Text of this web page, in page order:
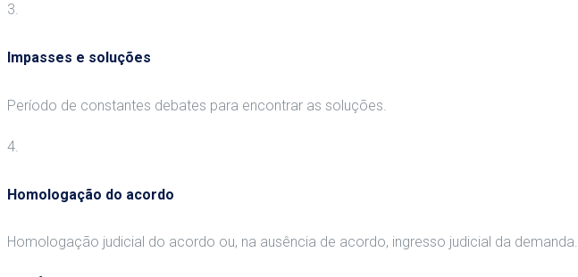
3.
Impasses e soluções
Período de constantes debates para encontrar as soluções.
4.
Homologação do acordo
Homologação judicial do acordo ou, na ausência de acordo, ingresso judicial da demanda.